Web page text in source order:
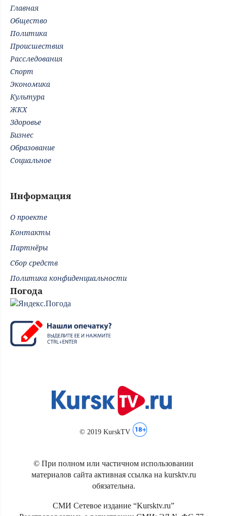
Главная
Общество
Политика
Происшествия
Расследования
Спорт
Экономика
Культура
ЖКХ
Здоровье
Бизнес
Образование
Социальное
Информация
О проекте
Контакты
Партнёры
Сбор средств
Политика конфиденциальности
Погода
© 2019 KurskTV
© При полном или частичном использовании
материалов сайта активная ссылка на kursktv.ru
обязательна.
СМИ Сетевое издание “Kursktv.ru”